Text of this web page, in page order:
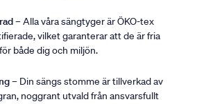
– Alla våra sängtyger är ÖKO-tex
vilket garanterar att de är fria
både dig och miljön.
– Din sängs stomme är tillverkad av
noggrant utvald från ansvarsfullt